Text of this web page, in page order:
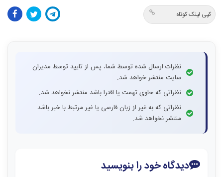
کپی لینک کوتاه
نظرات ارسال شده توسط شما، پس از تایید توسط مدیران
سایت منتشر خواهد شد.
نظراتی که حاوی تهمت یا افترا باشد منتشر نخواهد شد.
نظراتی که به غیر از زبان فارسی یا غیر مرتبط با خبر باشد
منتشر نخواهد شد.
دیدگاه خود را بنویسید